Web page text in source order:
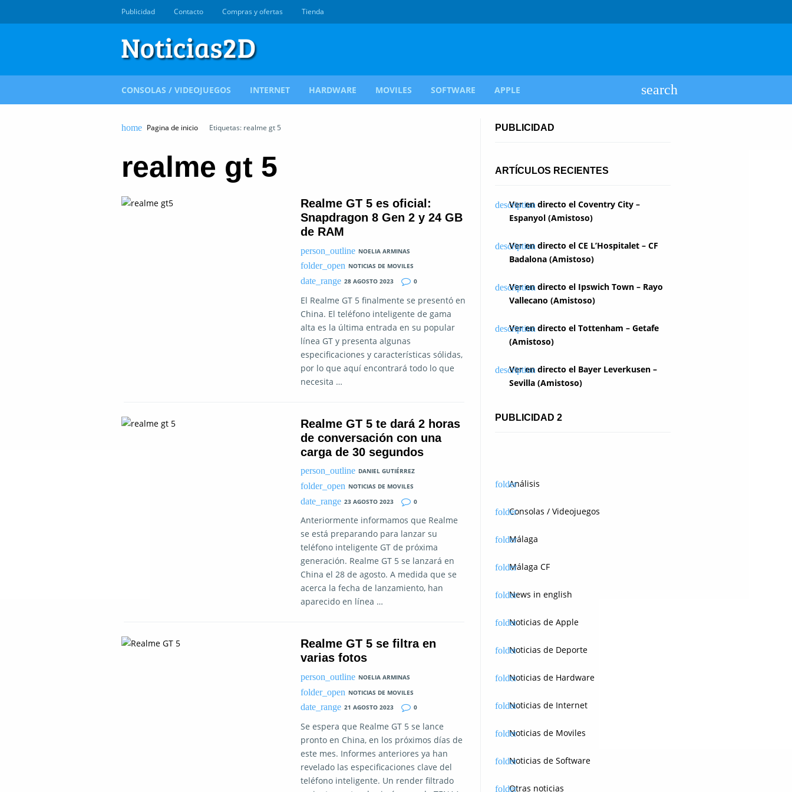
Publicidad Contacto Compras y ofertas Tienda
CONSOLAS / VIDEOJUEGOS INTERNET HARDWARE MOVILES SOFTWARE APPLE
Pagina de inicio Etiquetas: realme gt 5
realme gt 5
Realme GT 5 es oficial:
Snapdragon 8 Gen 2 y 24 GB
de RAM
NOELIA ARMINAS
NOTICIAS DE MOVILES
28 AGOSTO 2023
0
El Realme GT 5 finalmente se presentó en
China. El teléfono inteligente de gama
alta es la última entrada en su popular
línea GT y presenta algunas
especificaciones y características sólidas,
por lo que aquí encontrará todo lo que
necesita …
Realme GT 5 te dará 2 horas
de conversación con una
carga de 30 segundos
DANIEL GUTIÉRREZ
NOTICIAS DE MOVILES
23 AGOSTO 2023
0
Anteriormente informamos que Realme
se está preparando para lanzar su
teléfono inteligente GT de próxima
generación. Realme GT 5 se lanzará en
China el 28 de agosto. A medida que se
acerca la fecha de lanzamiento, han
aparecido en línea …
Realme GT 5 se filtra en
varias fotos
NOELIA ARMINAS
NOTICIAS DE MOVILES
21 AGOSTO 2023
0
Se espera que Realme GT 5 se lance
pronto en China, en los próximos días de
este mes. Informes anteriores ya han
revelado las especificaciones clave del
teléfono inteligente. Un render filtrado
PUBLICIDAD
ARTÍCULOS RECIENTES
Ver en directo el Coventry City –
Espanyol (Amistoso)
Ver en directo el CE L’Hospitalet – CF
Badalona (Amistoso)
Ver en directo el Ipswich Town – Rayo
Vallecano (Amistoso)
Ver en directo el Tottenham – Getafe
(Amistoso)
Ver en directo el Bayer Leverkusen –
Sevilla (Amistoso)
PUBLICIDAD 2
Análisis
Consolas / Videojuegos
Málaga
Málaga CF
News in english
Noticias de Apple
Noticias de Deporte
Noticias de Hardware
Noticias de Internet
Noticias de Moviles
Noticias de Software
Otras noticias